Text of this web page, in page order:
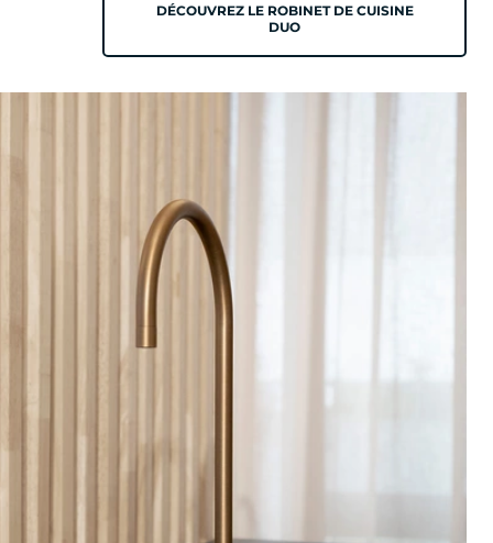
DÉCOUVREZ LE ROBINET DE CUISINE
DUO